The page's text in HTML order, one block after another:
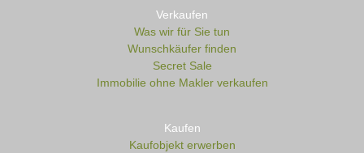
Verkaufen
Was wir für Sie tun
Wunschkäufer finden
Secret Sale
Immobilie ohne Makler verkaufen
Kaufen
Kaufobjekt erwerben